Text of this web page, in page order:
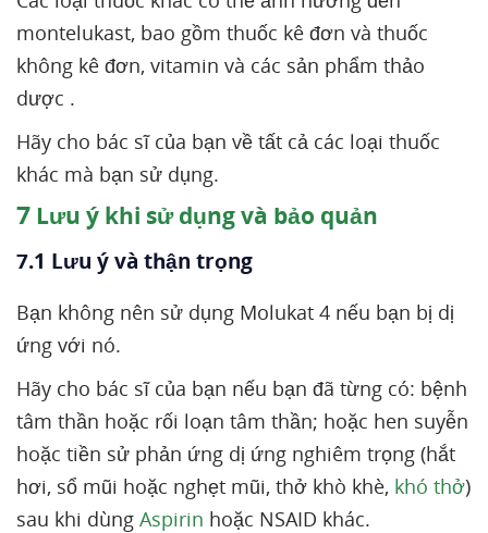
montelukast, bao gồm thuốc kê đơn và thuốc
không kê đơn, vitamin và các sản phẩm thảo
dược .
Hãy cho bác sĩ của bạn về tất cả các loại thuốc
khác mà bạn sử dụng.
7 Lưu ý khi sử dụng và bảo quản
7.1 Lưu ý và thận trọng
Bạn không nên sử dụng Molukat 4 nếu bạn bị dị
ứng với nó.
Hãy cho bác sĩ của bạn nếu bạn đã từng có: bệnh
tâm thần hoặc rối loạn tâm thần; hoặc hen suyễn
hoặc tiền sử phản ứng dị ứng nghiêm trọng (hắt
hơi, sổ mũi hoặc nghẹt mũi, thở khò khè, khó thở)
sau khi dùng Aspirin hoặc NSAID khác.